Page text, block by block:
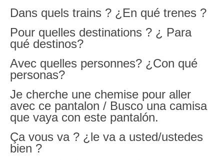
Dans quels trains ? ¿En qué trenes ?
Pour quelles destinations ? ¿ Para
qué destinos?
Avec quelles personnes? ¿Con qué
personas?
Je cherche une chemise pour aller
avec ce pantalon / Busco una camisa
que vaya con este pantalón.
Ça vous va ? ¿le va a usted/ustedes
bien ?